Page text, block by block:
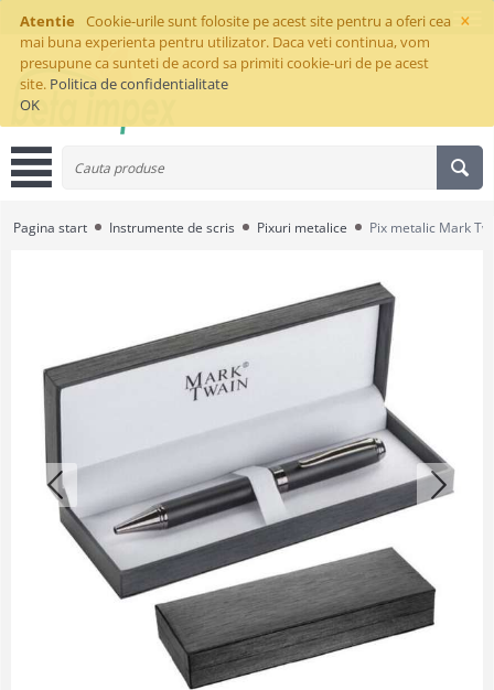
×
Atentie
Cookie-urile sunt folosite pe acest site pentru a oferi cea
mai buna experienta pentru utilizator. Daca veti continua, vom
presupune ca sunteti de acord sa primiti cookie-uri de pe acest
site. Politica de confidentialitate
OK
Pagina start Instrumente de scris Pixuri metalice Pix metalic Mark